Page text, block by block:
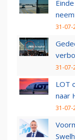
31-07-
31-07-
LOT
naar
31-07-